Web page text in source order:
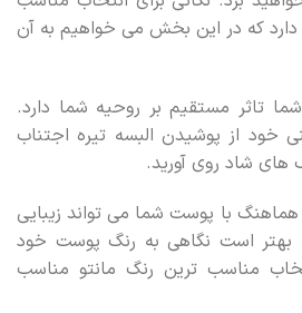
که در این بخش می خواهیم به آن
تاثر مستقیم بر روحیه شما دارد.
از پوشیدن البسه تیره اجتناب
های شاد روی آورید.
با پوست شما می تواند زیبایی
بهتر است نگاهی به رنگ پوست خود
مناسب ترین رنگ مانتو مناسب